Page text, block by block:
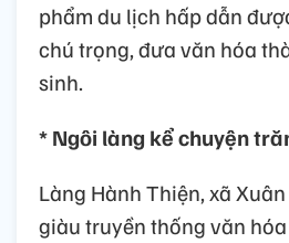
phẩm du lịch hấp dẫn
chú trọng, đưa văn hóa
sinh.
* Ngôi làng kể chuyện
Làng Hành Thiện, xã
giàu truyền thống văn